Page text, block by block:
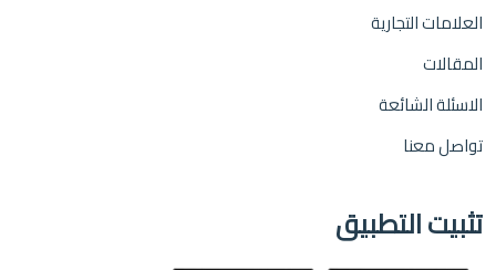
العلامات التجارية
المقالات
الاسئلة الشائعة
تواصل معنا
تثبيت التطبيق